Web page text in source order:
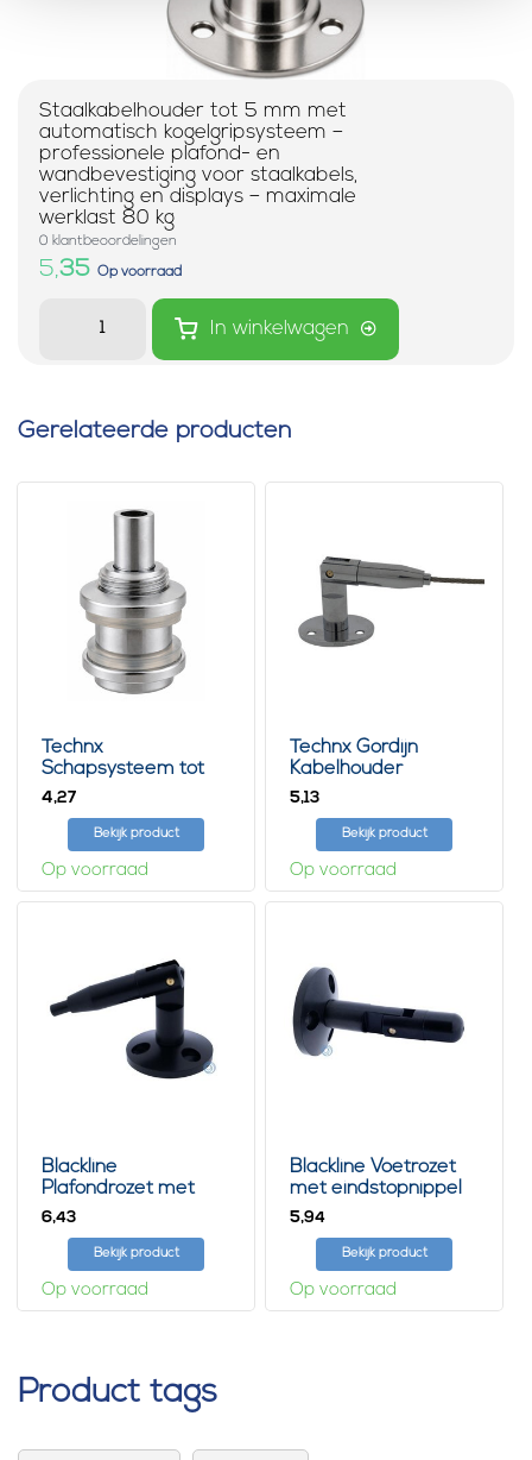
Staalkabelhouder tot 5 mm met
automatisch kogelgripsysteem –
professionele plafond- en
wandbevestiging voor staalkabels,
verlichting en displays – maximale
werklast 80 kg
0 klantbeoordelingen
5,35 Op voorraad
In winkelwagen
Gerelateerde producten
Technx
Schapsysteem tot
5mm
4,27
Bekijk product
Op voorraad
Technx Gordijn
Kabelhouder
5,13
Bekijk product
Op voorraad
Blackline
Plafondrozet met
gripsysteem
6,43
Bekijk product
Op voorraad
Blackline Voetrozet
met eindstopnippel
5,94
Bekijk product
Op voorraad
Product tags